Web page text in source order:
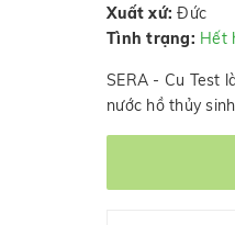
Xuất xứ: Đức
Tình trạng: Hết
SERA - Cu Test
nước hồ thủy